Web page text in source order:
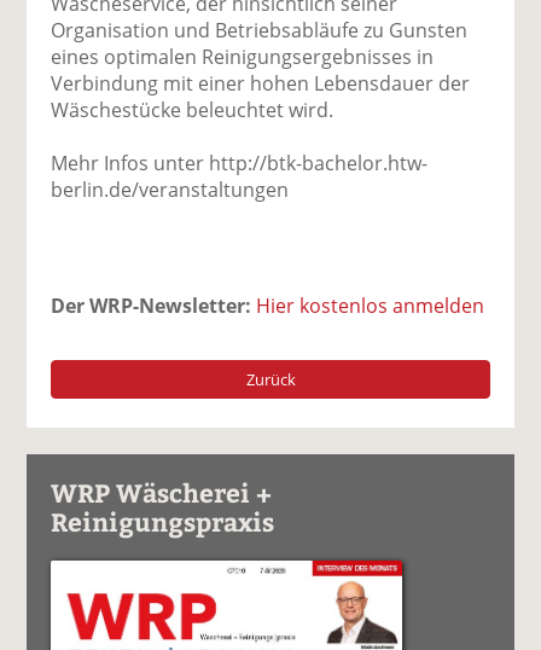
Organisation und Betriebsabläufe zu Gunsten
eines optimalen Reinigungsergebnisses in
Verbindung mit einer hohen Lebensdauer der
Wäschestücke beleuchtet wird.
Mehr Infos unter http://btk-bachelor.htw-
berlin.de/veranstaltungen
Der WRP-Newsletter: Hier kostenlos anmelden
Zurück
WRP Wäscherei +
Reinigungspraxis